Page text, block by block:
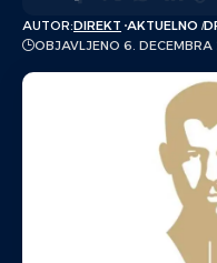
AUTOR:DIREKT AKTUELNO
OBJAVLJENO 6. DECEMBRA